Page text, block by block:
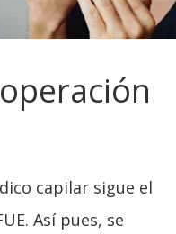
capilar sigue el
Así pues, se